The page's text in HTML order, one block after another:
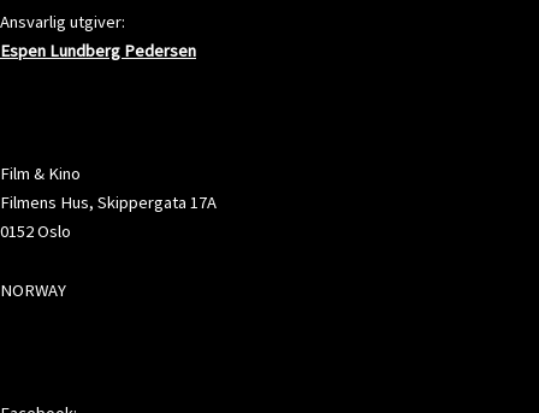
Ansvarlig utgiver:
Espen Lundberg Pedersen
Film & Kino
Filmens Hus, Skippergata 17A
0152 Oslo
NORWAY